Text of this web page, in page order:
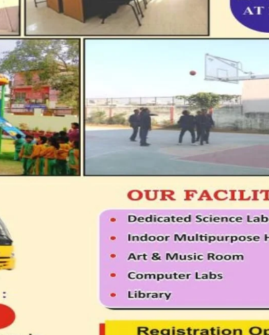
उत्तराखंड देहरादून
बेटे की गेमिंग लत से परिवार
आर्थिक मदद की गुहार